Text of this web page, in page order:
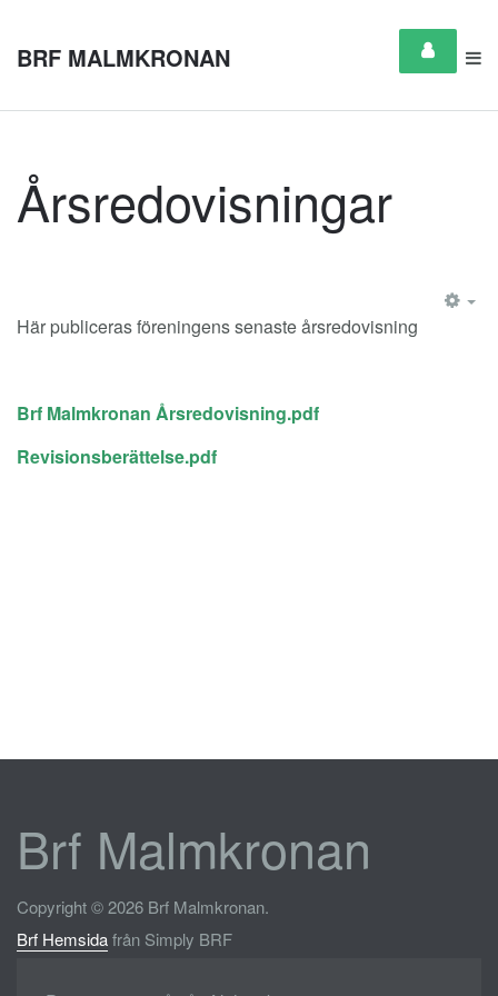
BRF MALMKRONAN
Årsredovisningar
Här publiceras föreningens senaste årsredovisning
Brf Malmkronan Årsredovisning.pdf
Revisionsberättelse.pdf
Brf Malmkronan
Copyright © 2026 Brf Malmkronan.
Brf Hemsidafrån Simply BRF